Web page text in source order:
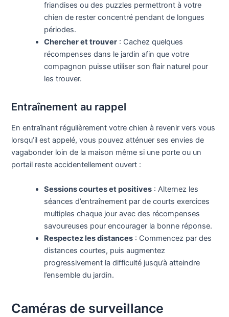
friandises ou des puzzles permettront à votre
chien de rester concentré pendant de longues
périodes.
Chercher et trouver : Cachez quelques
récompenses dans le jardin afin que votre
compagnon puisse utiliser son flair naturel pour
les trouver.
Entraînement au rappel
En entraînant régulièrement votre chien à revenir vers vous
lorsqu’il est appelé, vous pouvez atténuer ses envies de
vagabonder loin de la maison même si une porte ou un
portail reste accidentellement ouvert :
Sessions courtes et positives : Alternez les
séances d’entraînement par de courts exercices
multiples chaque jour avec des récompenses
savoureuses pour encourager la bonne réponse.
Respectez les distances : Commencez par des
distances courtes, puis augmentez
progressivement la difficulté jusqu’à atteindre
l’ensemble du jardin.
Caméras de surveillance